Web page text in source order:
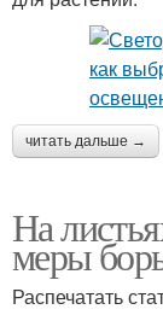
читать дальше →
На
меры
Распечатать